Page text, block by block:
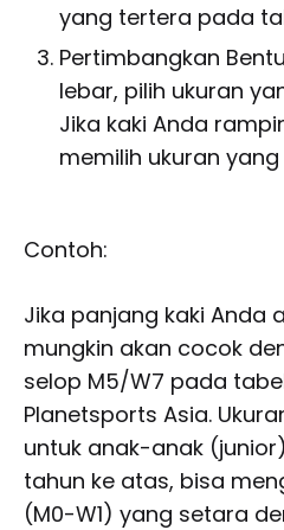
yang tertera pada
Pertimbangkan
lebar, pilih ukuran
Jika kaki Anda
memilih ukuran yang
Contoh:
Jika panjang kaki Anda
mungkin akan cocok
selop M5/W7 pada
Planetsports Asia.
untuk anak-anak
tahun ke atas, bisa
(M0-W1) yang setara